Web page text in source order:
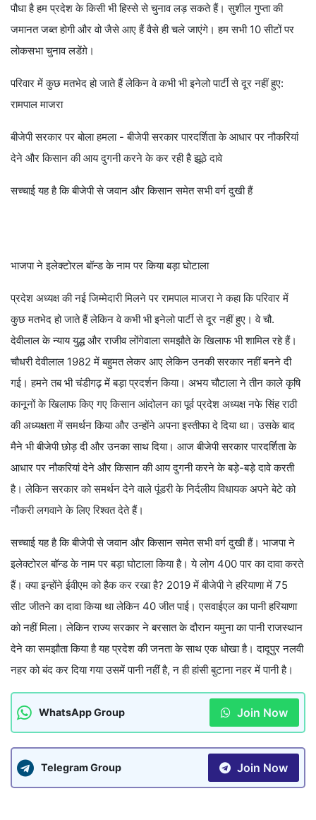
पौधा है हम प्रदेश के किसी भी हिस्से से चुनाव लड़ सकते हैं। सुशील गुप्ता की
जमानत जब्त होगी और वो जैसे आए हैं वैसे ही चले जाएंगे। हम सभी 10 सीटों पर
लोकसभा चुनाव लडेंग़े।
परिवार में कुछ मतभेद हो जाते हैं लेकिन वे कभी भी इनेलो पार्टी से दूर नहीं हुए:
रामपाल माजरा
बीजेपी सरकार पर बोला हमला - बीजेपी सरकार पारदर्शिता के आधार पर नौकरियां
देने और किसान की आय दुगनी करने के कर रही है झूठे दावे
सच्चाई यह है कि बीजेपी से जवान और किसान समेत सभी वर्ग दुखी हैं
भाजपा ने इलेक्टोरल बॉन्ड के नाम पर किया बड़ा घोटाला
प्रदेश अध्यक्ष की नई जिम्मेदारी मिलने पर रामपाल माजरा ने कहा कि परिवार में
कुछ मतभेद हो जाते हैं लेकिन वे कभी भी इनेलो पार्टी से दूर नहीं हुए। वे चौ.
देवीलाल के न्याय युद्ध और राजीव लोंगेवाला समझौते के खिलाफ भी शामिल रहे हैं।
चौधरी देवीलाल 1982 में बहुमत लेकर आए लेकिन उनकी सरकार नहीं बनने दी
गई। हमने तब भी चंडीगढ़ में बड़ा प्रदर्शन किया। अभय चौटाला ने तीन काले कृषि
कानूनों के खिलाफ किए गए किसान आंदोलन का पूर्व प्रदेश अध्यक्ष नफे सिंह राठी
की अध्यक्षता में समर्थन किया और उन्होंने अपना इस्तीफा दे दिया था। उसके बाद
मैने भी बीजेपी छोड़ दी और उनका साथ दिया। आज बीजेपी सरकार पारदर्शिता के
आधार पर नौकरियां देने और किसान की आय दुगनी करने के बड़े-बड़े दावे करती
है। लेकिन सरकार को समर्थन देने वाले पूंडरी के निर्दलीय विधायक अपने बेटे को
नौकरी लगवाने के लिए रिश्वत देते हैं।
सच्चाई यह है कि बीजेपी से जवान और किसान समेत सभी वर्ग दुखी हैं। भाजपा ने
इलेक्टोरल बॉन्ड के नाम पर बड़ा घोटाला किया है। ये लोग 400 पार का दावा करते
हैं। क्या इन्होंने ईवीएम को हैक कर रखा है? 2019 में बीजेपी ने हरियाणा में 75
सीट जीतने का दावा किया था लेकिन 40 जीत पाई। एसवाईएल का पानी हरियाणा
को नहीं मिला। लेकिन राज्य सरकार ने बरसात के दौरान यमुना का पानी राजस्थान
देने का समझौता किया है यह प्रदेश की जनता के साथ एक धोखा है। दादूपुर नलवी
नहर को बंद कर दिया गया उसमें पानी नहीं है, न ही हांसी बुटाना नहर में पानी है।
WhatsApp Group Join Now
Telegram Group Join Now